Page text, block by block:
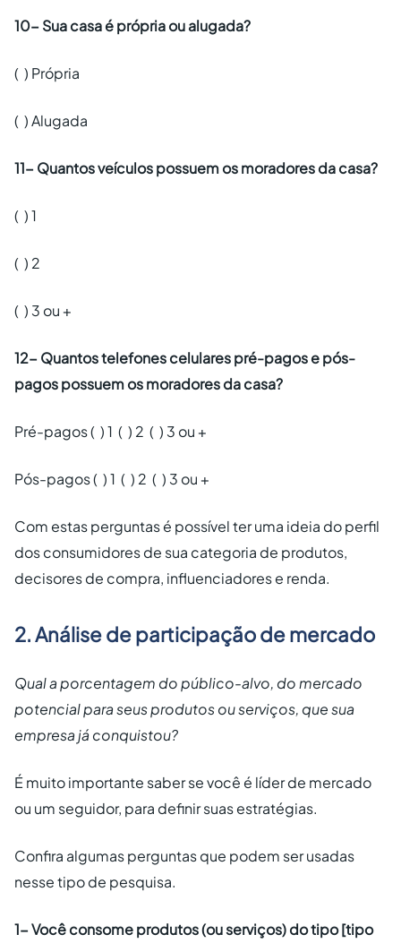
10- Sua casa é própria ou alugada?
( ) Própria
( ) Alugada
11- Quantos veículos possuem os moradores da casa?
( ) 1
( ) 2
( ) 3 ou +
12- Quantos telefones celulares pré-pagos e pós-
pagos possuem os moradores da casa?
Pré-pagos ( ) 1 ( ) 2 ( ) 3 ou +
Pós-pagos ( ) 1 ( ) 2 ( ) 3 ou +
Com estas perguntas é possível ter uma ideia do perfil
dos consumidores de sua categoria de produtos,
decisores de compra, influenciadores e renda.
2. Análise de participação de mercado
Qual a porcentagem do público-alvo, do mercado
potencial para seus produtos ou serviços, que sua
empresa já conquistou?
É muito importante saber se você é líder de mercado
ou um seguidor, para definir suas estratégias.
Confira algumas perguntas que podem ser usadas
nesse tipo de pesquisa.
1- Você consome produtos (ou serviços) do tipo [tipo